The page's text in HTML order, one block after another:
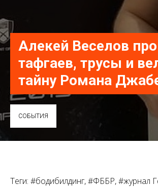
Алекей Веселов про
тафгаев, трусы и
тайну Романа
СОБЫТИЯ
Теги: #бодибилдинг, #ФББР, #журнал